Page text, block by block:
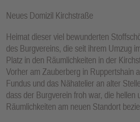
Neues Domizil Kirchstraße
Heimat dieser viel bewunderten
des Burgvereins, die seit ihrem Umzug
Platz in den Räumlichkeiten in der
Vorher am Zauberberg in Ruppertshain
Fundus und das Nähatelier an alter
dass der Burgverein froh war, die hellen
Räumlichkeiten am neuen Standort